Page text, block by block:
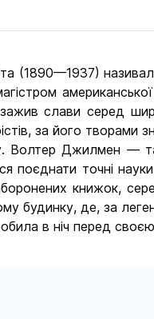
(1890—1937)
слави серед
за його творами
Волтер Джилмен —
поєднати точні
книжок,
де, за
й зробила в ніч